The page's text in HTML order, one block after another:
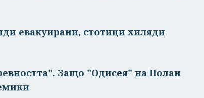
евакуирани, стотици хиляди
Защо "Одисея" на Нолан